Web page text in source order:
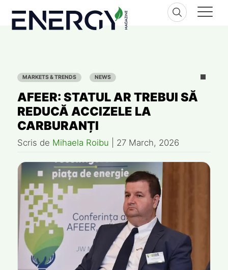
content
MARKETS & TRENDS NEWS
AFEER: STATUL AR TREBUI SĂ
REDUCĂ ACCIZELE LA
CARBURANȚI
Scris de Mihaela Roibu 27 March, 2026